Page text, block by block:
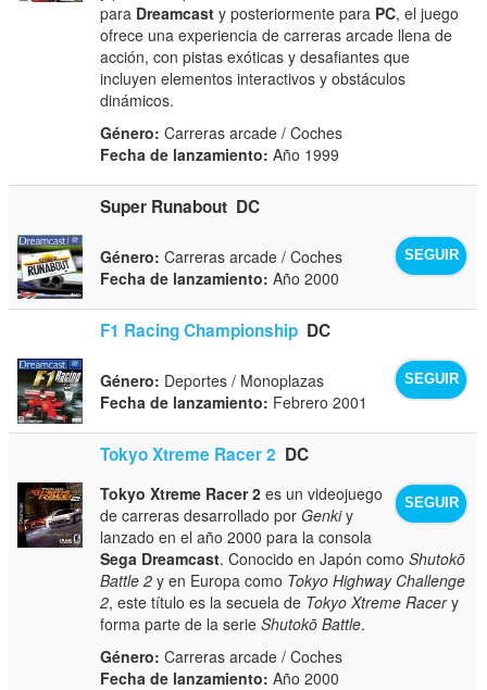
para Dreamcast y posteriormente para PC, el juego
ofrece una experiencia de carreras arcade llena de
acción, con pistas exóticas y desafiantes que
incluyen elementos interactivos y obstáculos
dinámicos.
Género: Carreras arcade / Coches
Fecha de lanzamiento: Año 1999
Super Runabout DC
SEGUIR
Género: Carreras arcade / Coches
Fecha de lanzamiento: Año 2000
F1 Racing Championship DC
SEGUIR
Género: Deportes / Monoplazas
Fecha de lanzamiento: Febrero 2001
Tokyo Xtreme Racer 2 DC
SEGUIR
Tokyo Xtreme Racer 2 es un videojuego
de carreras desarrollado porGenkiy
lanzado en el año 2000 para la consola
Sega Dreamcast. Conocido en Japón comoShutokō
Battle 2 y en Europa como Tokyo Highway Challenge
2, este título es la secuela de Tokyo Xtreme Racery
forma parte de la serieShutokō Battle.
Género: Carreras arcade / Coches
Fecha de lanzamiento: Año 2000